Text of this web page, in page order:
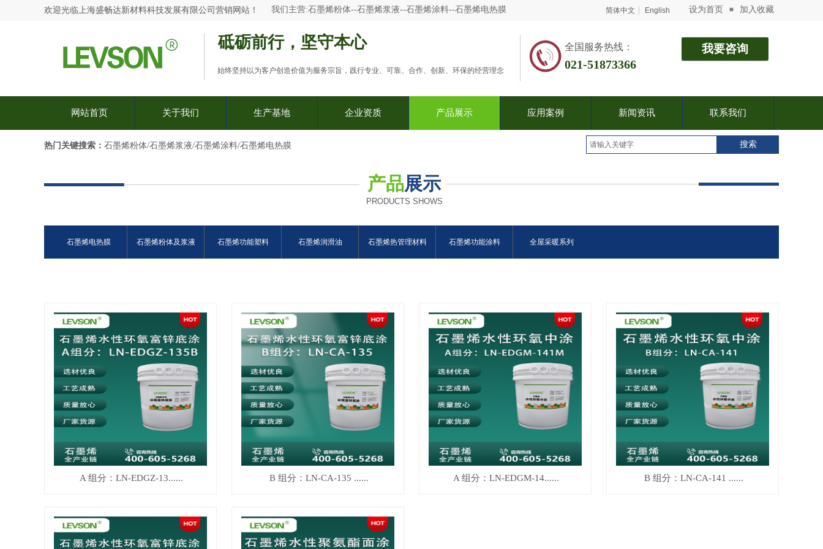
欢迎光临上海盛畅达新材料科技发展有限公司 营销网站 ！ 设为首页 ≡ 加入收藏
我们主营:石墨烯粉体--石墨烯浆液--石墨烯涂料--石墨烯电热膜 简体中文 English
砥砺前行，坚守本心 ​​​​​​​​​​​​​​​​​​​全国服务热线： 我要咨询
021-51873366
始终坚持以为客户创造价值为服务宗旨，践行专业、可靠、合作、创新、环保的经营理念
网站首页 关于我们 生产基地 企业资质 产品展示 应用案例 新闻资讯 联系我们
热门关键搜索：​ 石墨烯粉体/石墨烯浆液/石墨烯涂料/石墨烯电热膜 搜索
产品展示
PRODUCTS SHOWS
石墨烯电热膜 石墨烯粉体及浆液 石墨烯功能塑料 石墨烯润滑油 石墨烯热管理材料 石墨烯功能涂料 全屋采暖系列
A 组分：LN-EDGZ-13...... B 组分：LN-CA-135 ...... A 组分：LN-EDGM-14...... B 组分：LN-CA-141 ......